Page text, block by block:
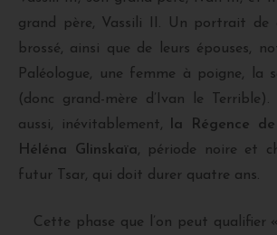
grand père, Vassili II. Un portrait de
brossé, ainsi que de leurs épouses,
Paléologue, une femme à poigne, la
(donc grand-mère d’Ivan le Terrible).
aussi, inévitablement,
la Régence
Héléna Glinskaïa, période noire et
futur Tsar, qui doit durer quatre ans.
Cette phase que l’on peut qualifier